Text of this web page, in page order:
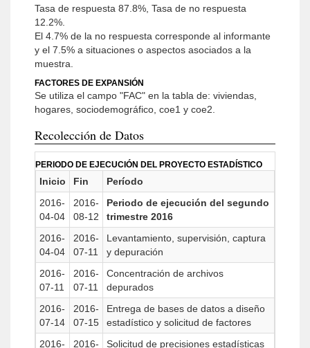
Tasa de respuesta 87.8%, Tasa de no respuesta
12.2%.
El 4.7% de la no respuesta corresponde al informante
y el 7.5% a situaciones o aspectos asociados a la
muestra.
FACTORES DE EXPANSIÓN
Se utiliza el campo "FAC" en la tabla de: viviendas,
hogares, sociodemográfico, coe1 y coe2.
Recolección de Datos
PERIODO DE EJECUCIÓN DEL PROYECTO ESTADÍSTICO
Inicio Fin
Período
2016-
04-04
2016-
08-12
Periodo de ejecución del segundo
trimestre 2016
2016-
04-04
2016-
07-11
Levantamiento, supervisión, captura
y depuración
2016-
07-11
2016-
07-11
Concentración de archivos
depurados
2016-
07-14
2016-
07-15
Entrega de bases de datos a diseño
estadístico y solicitud de factores
2016-
2016-
Solicitud de precisiones estadísticas